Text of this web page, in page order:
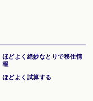
ほどよく絶妙なとりで移住情
報
ほどよく試算する